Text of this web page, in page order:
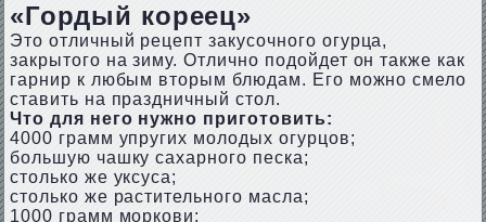
«Гордый кореец»
Это отличный рецепт закусочного огурца,
закрытого на зиму. Отлично подойдет он также как
гарнир к любым вторым блюдам. Его можно смело
ставить на праздничный стол.
Что для него нужно приготовить:
4000 грамм упругих молодых огурцов;
большую чашку сахарного песка;
столько же уксуса;
столько же растительного масла;
1000 грамм моркови;